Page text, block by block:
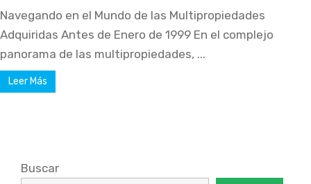
Navegando en el Mundo de las Multipropiedades
Adquiridas Antes de Enero de 1999 En el complejo
panorama de las multipropiedades, ...
Leer Más
Buscar